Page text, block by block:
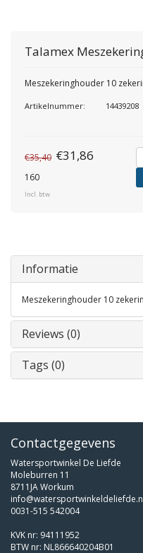
Talamex
Meszekeringhouder 10
Artikelnummer: 14439208
€35,40 €31,86
160
Incl. btw
Informatie
Meszekeringhouder 10
Reviews (0)
Tags (0)
Contactgegevens
Watersportwinkel De Liefde
Moleburren 11
8711JA Workum
0031-515 542004
KVK nr: 94111952
BTW nr: NL866640204B01